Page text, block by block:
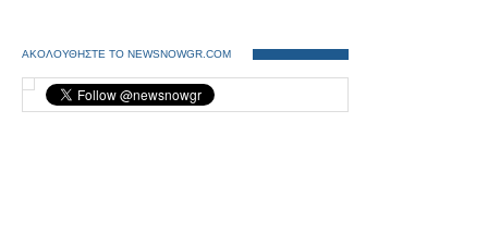
ΑΚΟΛΟΥΘΗΣΤΕ ΤΟ NEWSNOWGR.COM